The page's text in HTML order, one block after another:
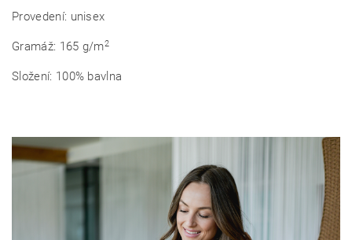
Provedení: unisex
Gramáž: 165 g/m2
Složení: 100% bavlna